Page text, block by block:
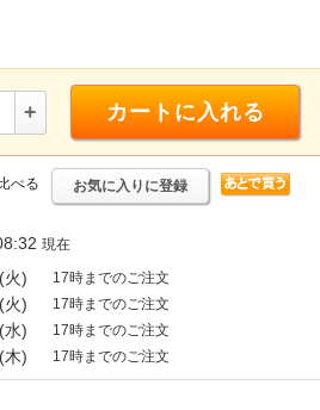
+ カートに入れる
べる お気に入りに登録
現在
(火) 17時までのご注文
(火) 17時までのご注文
(水) 17時までのご注文
(木) 17時までのご注文